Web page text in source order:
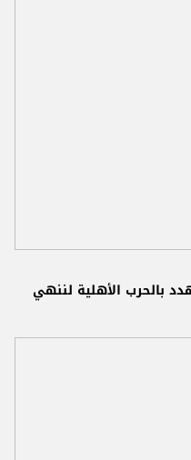
بالحرب الأهلية لننهي